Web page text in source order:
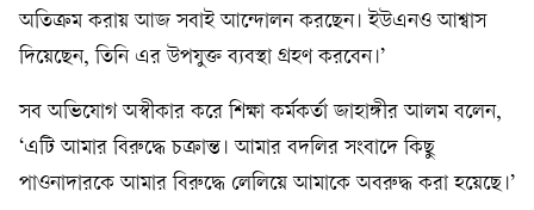
অতিক্রম করায় আজ সবাই আন্দোলন করছেন। ইউএনও আশ্বাস
দিয়েছেন, তিনি এর উপযুক্ত ব্যবস্থা গ্রহণ করবেন।’
সব অভিযোগ অস্বীকার করে শিক্ষা কর্মকর্তা জাহাঙ্গীর আলম বলেন,
‘এটি আমার বিরুদ্ধে চক্রান্ত। আমার বদলির সংবাদে কিছু
পাওনাদারকে আমার বিরুদ্ধে লেলিয়ে আমাকে অবরুদ্ধ করা হয়েছে।’